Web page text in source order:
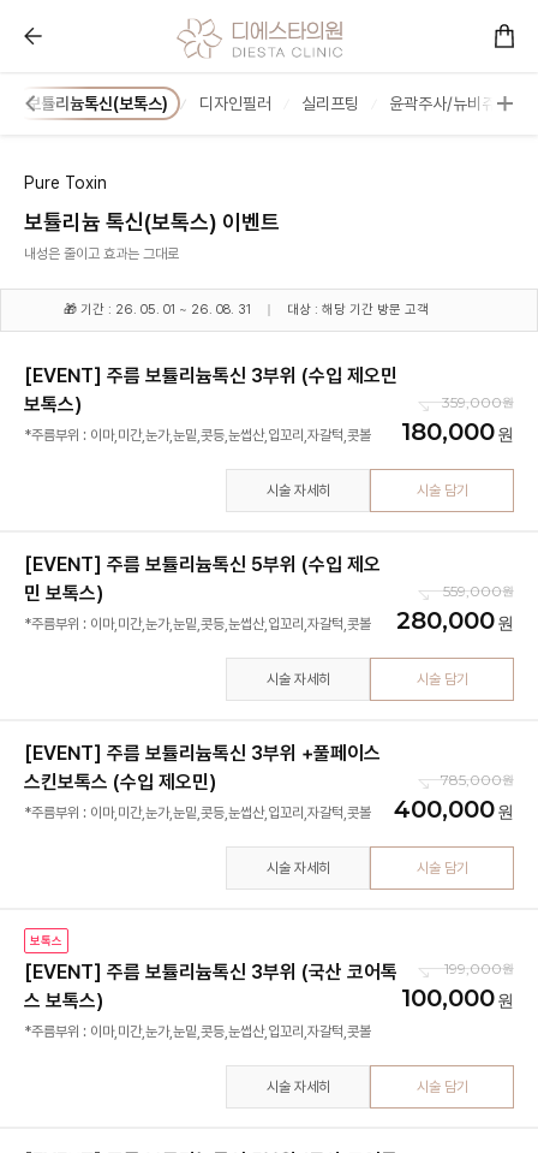
보튤리늄톡신(보톡스) :: 콜라겐을 아는 피부과 디에스타의
보튤리늄톡신(보톡스) 디자인필러 실리프팅 윤곽주사/뉴비쥬/브이
Pure Toxin
보튤리늄 톡신(보톡스) 이벤트
내성은 줄이고 효과는 그대로
🎁 기간 : 26. 05. 01 ~ 26. 08. 31 대상 : 해당 기간 방문 고객
[EVENT] 주름 보튤리늄톡신 3부위 (수입 제오민
보톡스)
*주름부위 : 이마,미간,눈가,눈밑,콧등,눈썹산,입꼬리,자갈턱,콧볼
359,000
180,000
시술 자세히 시술 담기
[EVENT] 주름 보튤리늄톡신 5부위 (수입 제오
민 보톡스)
*주름부위 : 이마,미간,눈가,눈밑,콧등,눈썹산,입꼬리,자갈턱,콧볼
559,000
280,000
시술 자세히 시술 담기
[EVENT] 주름 보튤리늄톡신 3부위 +풀페이스
스킨보톡스 (수입 제오민)
*주름부위 : 이마,미간,눈가,눈밑,콧등,눈썹산,입꼬리,자갈턱,콧볼
785,000
400,000
시술 자세히 시술 담기
보톡스
[EVENT] 주름 보튤리늄톡신 3부위 (국산 코어톡
스 보톡스)
*주름부위 : 이마,미간,눈가,눈밑,콧등,눈썹산,입꼬리,자갈턱,콧볼
199,000
100,000
시술 자세히 시술 담기